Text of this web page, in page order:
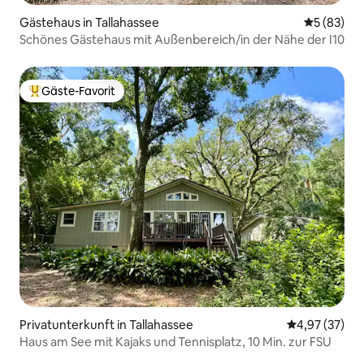
Gästehaus in Tallahassee
5 (83)
Schönes Gästehaus mit Außenbereich/in der Nähe der I10
Beliebter Gäste-Favorit.
Gäste-Favorit
Privatunterkunft in Tallahassee
4,97 (37)
Haus am See mit Kajaks und Tennisplatz, 10 Min. zur FSU